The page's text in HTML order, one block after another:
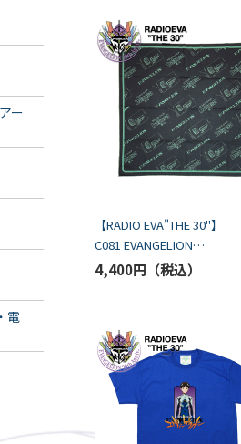
ー
電
【RADIO EVA"THE 30"】
C081 EVANGELION
CASSETTE BANDANNA by
BALANSA/BLACK
4,400円